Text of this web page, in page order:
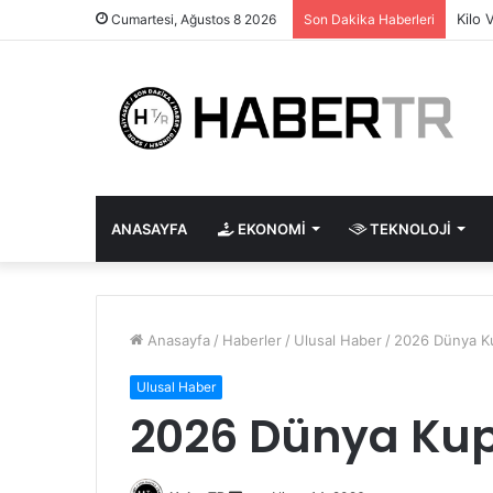
Cumartesi, Ağustos 8 2026 Son Dakika Haberleri Kilo
ANASAYFA EKONOMI TEKNOLOJI
Anasayfa / Haberler / Ulusal Haber / 2026 Dünya
Ulusal Haber
2026 Dünya